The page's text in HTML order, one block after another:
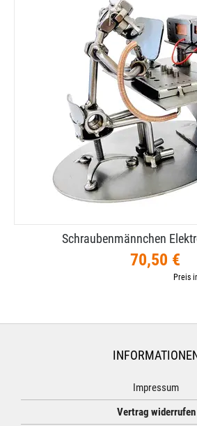
Schraubenmännchen
70,50 €
Preis
Impressum
Vertrag widerrufen